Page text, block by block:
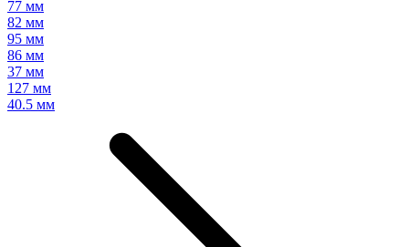
77 мм
82 мм
95 мм
86 мм
37 мм
127 мм
40.5 мм